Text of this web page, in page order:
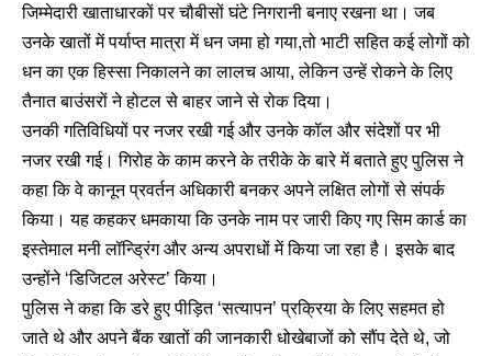
जिम्मेदारी खाताधारकों पर चौबीसों घंटे निगरानी बनाए रखना था। जब
उनके खातों में पर्याप्त मात्रा में धन जमा हो गया,तो भाटी सहित कई लोगों को
धन का एक हिस्सा निकालने का लालच आया, लेकिन उन्हें रोकने के लिए
तैनात बाउंसरों ने होटल से बाहर जाने से रोक दिया।
उनकी गतिविधियों पर नजर रखी गई और उनके कॉल और संदेशों पर भी
नजर रखी गई। गिरोह के काम करने के तरीके के बारे में बताते हुए पुलिस ने
कहा कि वे कानून प्रवर्तन अधिकारी बनकर अपने लक्षित लोगों से संपर्क
किया। यह कहकर धमकाया कि उनके नाम पर जारी किए गए सिम कार्ड का
इस्तेमाल मनी लॉन्ड्रिंग और अन्य अपराधों में किया जा रहा है। इसके बाद
उन्होंने ‘डिजिटल अरेस्ट’ किया।
पुलिस ने कहा कि डरे हुए पीड़ित ‘सत्यापन’ प्रक्रिया के लिए सहमत हो
जाते थे और अपने बैंक खातों की जानकारी धोखेबाजों को सौंप देते थे, जो